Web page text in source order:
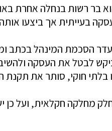
בר רשות בנחלה אחרת
בעייתית אך ביצעו
הסכמת המינהל בכתב
לבטל את העסקה
חוקי, סותר את תקנת
מחלקה חקלאית, ועל